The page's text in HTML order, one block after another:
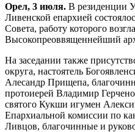
Орел, 3 июля. В резиденции
Ливенской епархией
Совета, работу которого
Высокопреоввященнейший
На заседании также
округа, настоятель
Алесандр Прищепа,
протоиерей Владимир
святого Кукши игумен
Епархиальной комиссии по
Ливцов, благочинные и